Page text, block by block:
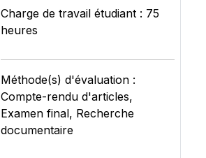
Charge de travail étudiant : 75
heures
Méthode(s) d'évaluation :
Compte-rendu d'articles,
Examen final, Recherche
documentaire